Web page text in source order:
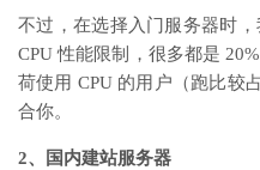
不过，在选择入门服务器时
CPU性能限制，很多都是
荷使用 CPU 的用户（跑比较
合你。
2、国内建站服务器